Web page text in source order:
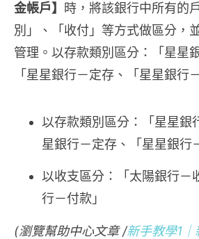
金帳戶】 時，將該銀行中所有的
別」、「收付」等方式做區分，
管理。以存款類別區分：「星星
「星星銀行－定存、「星星銀行
以存款類別區分：「星星銀
星銀行－定存、「星星銀行
以收支區分：「太陽銀行－
行－付款」
(瀏覽幫助中心文章 /新手教學1